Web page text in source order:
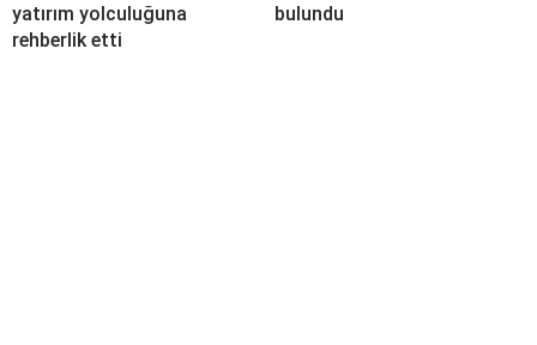
yatırım yolculuğuna
rehberlik etti
bulundu